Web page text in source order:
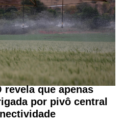
revela que apenas
por pivô central